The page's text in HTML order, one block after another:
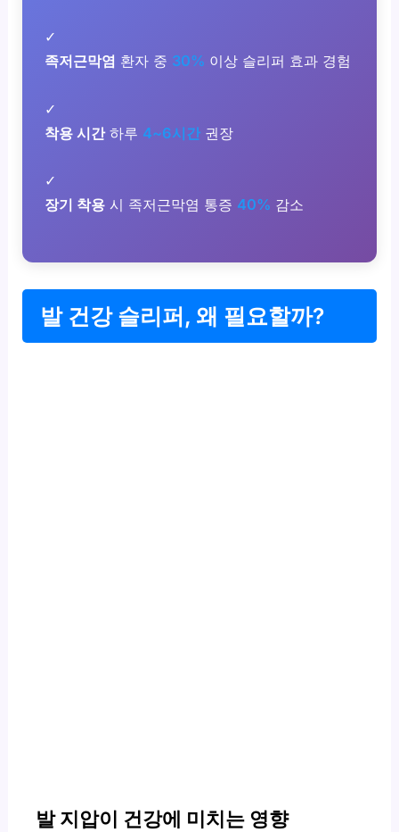
✓
족저근막염 환자 중 30% 이상 슬리퍼 효과 경험
✓
착용 시간하루 4~6시간 권장
✓
장기 착용 시 족저근막염 통증 40% 감소
발 건강 슬리퍼, 왜 필요할까?
발 지압이 건강에 미치는 영향